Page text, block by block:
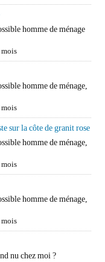
homme de ménage
homme de ménage,
sur la côte de granit rose
homme de ménage,
homme de ménage,
nu chez moi ?